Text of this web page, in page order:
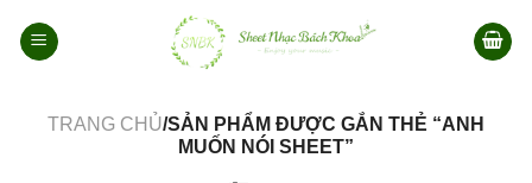
qua
TRANG CHỦ/SẢN PHẨM ĐƯỢC GẮN THẺ “ANH
MUỐN NÓI SHEET”